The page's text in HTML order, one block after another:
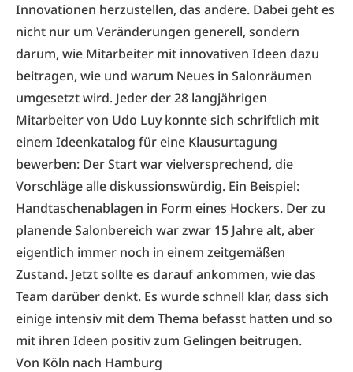
Innovationen herzustellen, das andere. Dabei geht es
nicht nur um Veränderungen generell, sondern
darum, wie Mitarbeiter mit innovativen Ideen dazu
beitragen, wie und warum Neues in Salonräumen
umgesetzt wird. Jeder der 28 langjährigen
Mitarbeiter von Udo Luy konnte sich schriftlich mit
einem Ideen­katalog für eine Klausurtagung
bewerben: Der Start war vielversprechend, die
Vorschläge alle diskussionswürdig. Ein Beispiel:
Handtaschenablagen in Form eines Hockers. Der zu
planende Salonbereich war zwar 15 Jahre alt, aber
eigentlich immer noch in einem zeitgemäßen
Zustand. Jetzt sollte es darauf ankommen, wie das
Team darüber denkt. Es wurde schnell klar, dass sich
einige intensiv mit dem Thema ­befasst hatten und so
mit ihren Ideen positiv zum ­Gelingen beitrugen.
Von Köln nach Hamburg